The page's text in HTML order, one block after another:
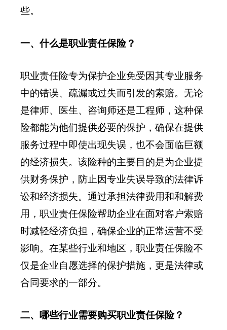
些。
一、什么是职业责任保险？
职业责任险专为保护企业免受因其专业服务
中的错误、疏漏或过失而引发的索赔。无论
是律师、医生、咨询师还是工程师，这种保
险都能为他们提供必要的保护，确保在提供
服务过程中即使出现失误，也不会面临巨额
的经济损失。该险种的主要目的是为企业提
供财务保护，防止因专业失误导致的法律诉
讼和经济损失。通过承担法律费用和和解费
用，职业责任保险帮助企业在面对客户索赔
时减轻经济负担，确保企业的正常运营不受
影响。在某些行业和地区，职业责任保险不
仅是企业自愿选择的保护措施，更是法律或
合同要求的一部分。
二、哪些行业需要购买职业责任保险？